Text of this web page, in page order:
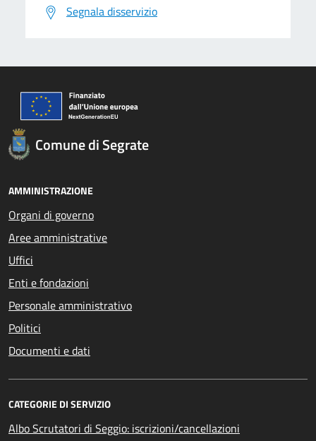
Segnala disservizio
Comune di Segrate
AMMINISTRAZIONE
Organi di governo
Aree amministrative
Uffici
Enti e fondazioni
Personale amministrativo
Politici
Documenti e dati
CATEGORIE DI SERVIZIO
Albo Scrutatori di Seggio: iscrizioni/cancellazioni